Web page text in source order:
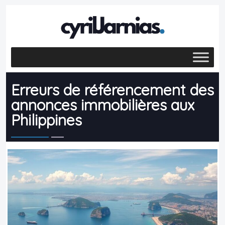
Erreurs de référencement des
annonces immobilières aux
Philippines